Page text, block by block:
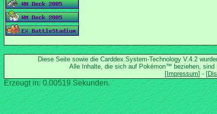
Diese Seite sowie die Carddex.System-Technology V.4.2
Alle Inhalte, die sich auf Pokémon™ beziehen, sind
Erzeugt in: 0.00519 Sekunden.